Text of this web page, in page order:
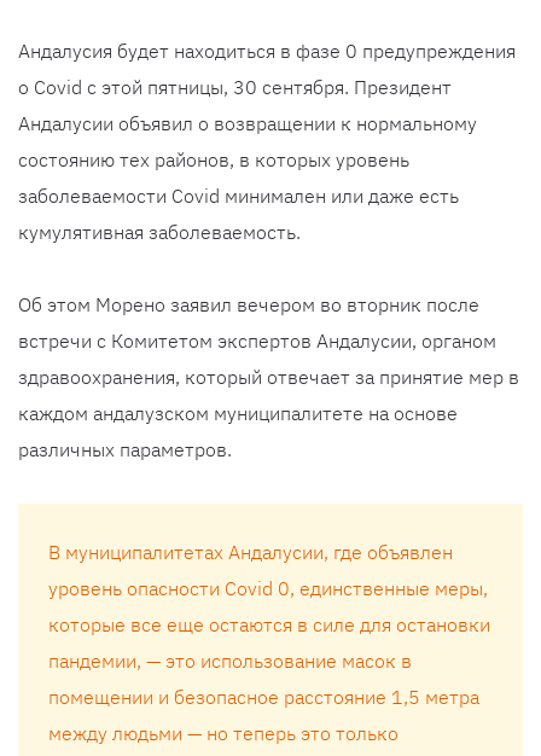
Андалусия будет находиться в фазе 0 предупреждения
о Covid с этой пятницы, 30 сентября. Президент
Андалусии объявил о возвращении к нормальному
состоянию тех районов, в которых уровень
заболеваемости Covid минимален или даже есть
кумулятивная заболеваемость.
Об этом Морено заявил вечером во вторник после
встречи с Комитетом экспертов Андалусии, органом
здравоохранения, который отвечает за принятие мер в
каждом андалузском муниципалитете на основе
различных параметров.
В муниципалитетах Андалусии, где объявлен
уровень опасности Covid 0, единственные меры,
которые все еще остаются в силе для остановки
пандемии, — это использование масок в
помещении и безопасное расстояние 1,5 метра
между людьми — но теперь это только